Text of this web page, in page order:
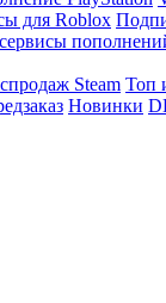
для Roblox
Steam Топ
Новинки